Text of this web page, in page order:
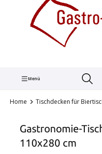
Menü
Home Tischdecken für
Gastronomie-
110x280 cm